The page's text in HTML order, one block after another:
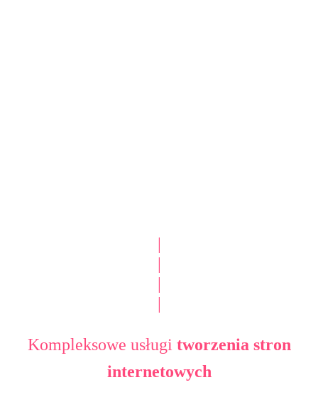
|
|
|
|
Kompleksowe usługi tworzenia stron
internetowych